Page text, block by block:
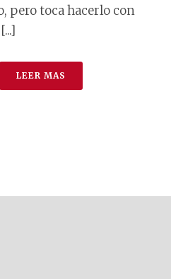
pero toca hacerlo con
LEER MAS